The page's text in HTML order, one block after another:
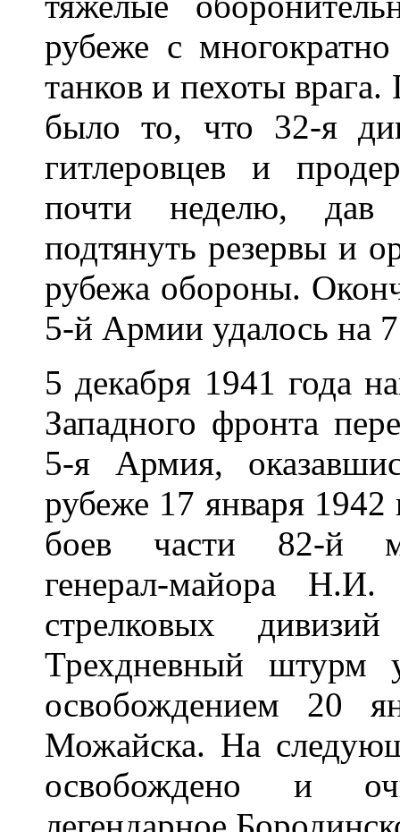
рубеже с
танков и пехоты
было то, что 32-я
гитлеровцев и
почти неделю, дав
подтянуть резервы и
рубежа обороны.
5-й Армии удалось на
5 декабря 1941 года
Западного фронта
5-я Армия,
рубеже 17 января
боев части 82-й
генерал-майора
стрелковых
Трехдневный штурм
освобождением 20
Можайска. На
освобождено и